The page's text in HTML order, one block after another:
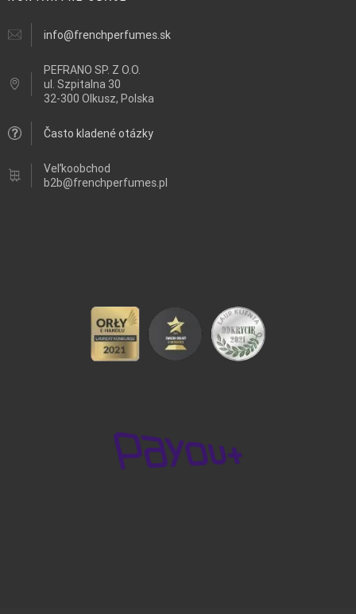
info@frenchperfumes.sk
PEFRANO SP. Z O.O.
ul. Szpitalna 30
32-300 Olkusz, Polska
Často kladené otázky
Veľkoobchod
b2b@frenchperfumes.pl